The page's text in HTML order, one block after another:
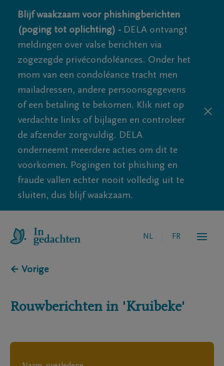
Blijf waakzaam voor phishingberichten
(poging tot oplichting) - DELA ontvangt
meldingen over valse berichten via
zogezegde privécondoléances. Onder het
mom van een condoléance tracht men
mailadressen, andere persoonsgegevens
of een betaling te bekomen. Klik niet op
verdachte links of bijlagen en controleer
de afzender zorgvuldig. DELA
onderneemt meerdere acties om dit te
voorkomen. Pogingen tot phishing en
fraude vallen echter nooit volledig uit te
sluiten, dus blijf waakzaam.
NL FR
← Vorige
Rouwberichten in 'Kruibeke'